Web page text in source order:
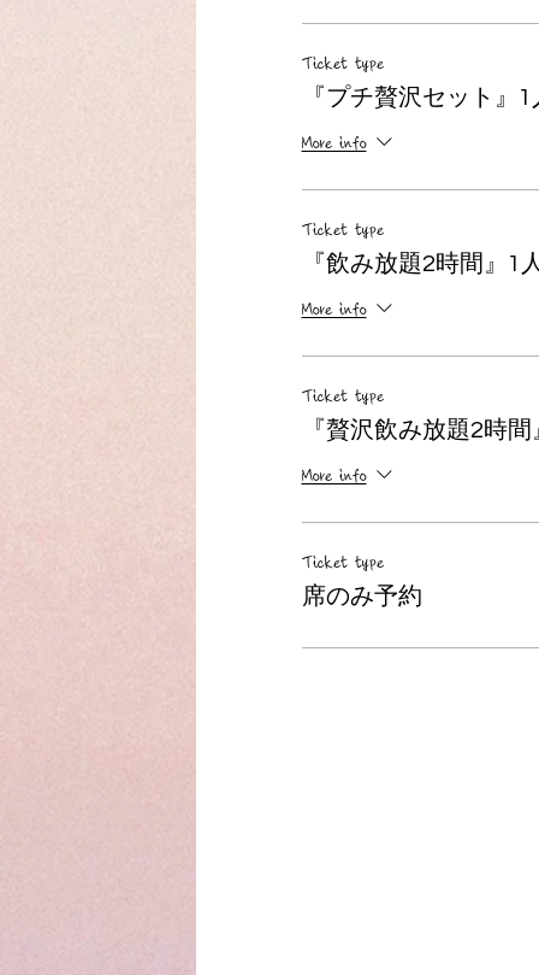
Ticket type
『プチ贅沢セット』1
More info
Ticket type
『飲み放題2時間』1
More info
Ticket type
『贅沢飲み放題2時間
More info
Ticket type
席のみ予約